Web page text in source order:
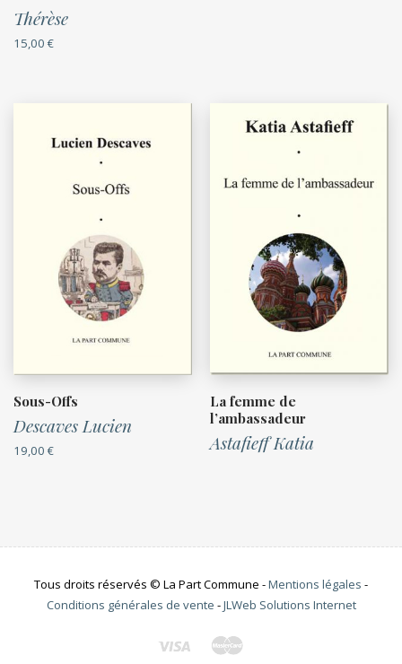
Thérèse
15,00 €
Sous-Offs
Descaves Lucien
19,00 €
La femme de
l’ambassadeur
Astafieff Katia
Tous droits réservés © La Part Commune -Mentions légales -
Conditions générales de vente -JLWeb Solutions Internet